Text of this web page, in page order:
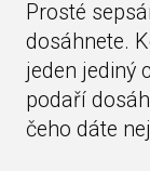
Prosté
dosáhnete.
jeden jediný
podaří
čeho dáte